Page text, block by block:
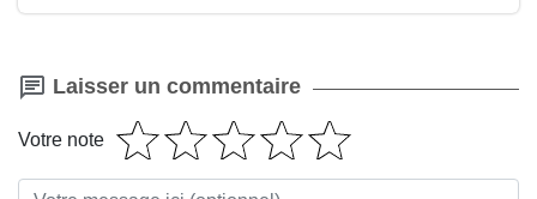
Laisser un commentaire
Votre note